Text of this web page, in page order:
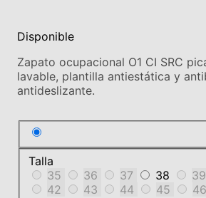
Disponible
Zapato ocupacional O1 CI SRC
lavable, plantilla antiestática y
antideslizante.
Talla
35
36 37 38 39
42
43 44 45 46